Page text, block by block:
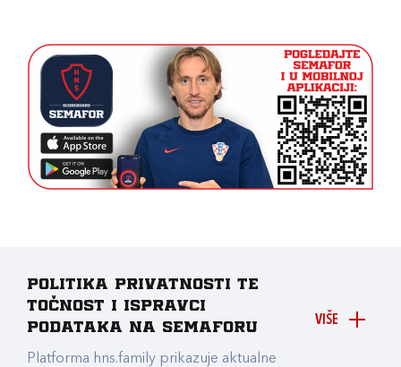
VIŠE
Politika privatnosti te
točnost i ispravci
podataka na Semaforu
Platforma hns.family prikazuje aktualne